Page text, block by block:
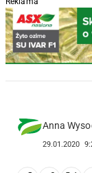
Anna
29.01.2020